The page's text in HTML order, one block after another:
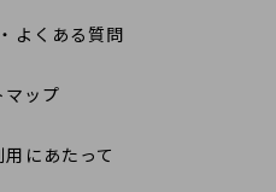
よくある質問
マップ
にあたって